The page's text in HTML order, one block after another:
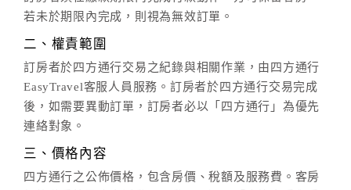
若未於期限內完成，則視為無效訂單。
二、權責範圍
訂房者於四方通行交易之紀錄與相關作業，由四方通行
EasyTravel客服人員服務。訂房者於四方通行交易完成
後，如需要異動訂單，訂房者必以「四方通行」為優先
連絡對象。
三、價格內容
四方通行之公佈價格，包含房價、稅額及服務費。客房